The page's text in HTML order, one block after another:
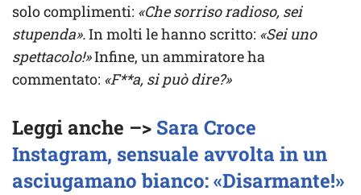
solo complimenti: «Che sorriso radioso, sei
stupenda».In molti le hanno scritto: «Sei uno
spettacolo!»Infine, un ammiratore ha
commentato: «F**a, si può dire?»
Leggi anche –> Sara Croce
Instagram, sensuale avvolta in un
asciugamano bianco: «Disarmante!»